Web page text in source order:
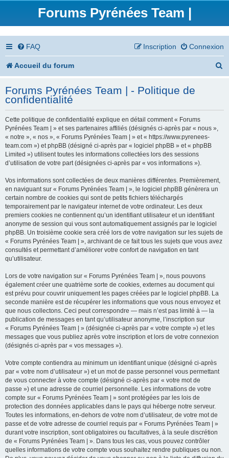
Forums Pyrénées Team |
FAQ Connexion
Inscription
Accueil du forum
h
Forums Pyrénées Team | - Politique de
confidentialité
Cette politique de confidentialité explique en détail comment « Forums
Pyrénées Team | » et ses partenaires affiliés (désignés ci-après par « nous »,
« notre », « nos », « Forums Pyrénées Team | » et « https://www.pyrenees-
team.com ») et phpBB (désigné ci-après par « logiciel phpBB » et « phpBB
Limited ») utilisent toutes les informations collectées lors des sessions
d’utilisation de votre part (désignées ci-après par « vos informations »).
Vos informations sont collectées de deux manières différentes. Premièrement,
en naviguant sur « Forums Pyrénées Team | », le logiciel phpBB génèrera un
certain nombre de cookies qui sont de petits fichiers téléchargés
temporairement par le navigateur internet de votre ordinateur. Les deux
premiers cookies ne contiennent qu’un identifiant utilisateur et un identifiant
anonyme de session qui vous sont automatiquement assignés par le logiciel
phpBB. Un troisième cookie sera créé lors de votre navigation sur les sujets de
« Forums Pyrénées Team | », archivant de ce fait tous les sujets que vous avez
consultés et permettant d’améliorer votre confort de navigation en tant
qu’utilisateur.
Lors de votre navigation sur « Forums Pyrénées Team | », nous pouvons
également créer une quatrième sorte de cookies, externes au document qui
est prévu pour couvrir uniquement les pages créées par le logiciel phpBB. La
seconde manière est de récupérer les informations que vous nous envoyez et
que nous collectons. Ceci peut correspondre — mais n’est pas limité à — la
publication de messages en tant qu’utilisateur anonyme, l’inscription sur
« Forums Pyrénées Team | » (désignée ci-après par « votre compte ») et les
messages que vous publiez après votre inscription et lors de votre connexion
(désignés ci-après par « vos messages »).
Votre compte contiendra au minimum un identifiant unique (désigné ci-après
par « votre nom d’utilisateur ») et un mot de passe personnel vous permettant
de vous connecter à votre compte (désigné ci-après par « votre mot de
passe ») et une adresse de courriel personnelle. Les informations de votre
compte sur « Forums Pyrénées Team | » sont protégées par les lois de
protection des données applicables dans le pays qui héberge notre serveur.
Toutes les informations, en-dehors de votre nom d’utilisateur, de votre mot de
passe et de votre adresse de courriel requis par « Forums Pyrénées Team | »
durant votre inscription, sont obligatoires ou facultatives, à la seule discrétion
de « Forums Pyrénées Team | ». Dans tous les cas, vous pouvez contrôler
quelles informations de votre compte vous souhaitez rendre publiques ou non.